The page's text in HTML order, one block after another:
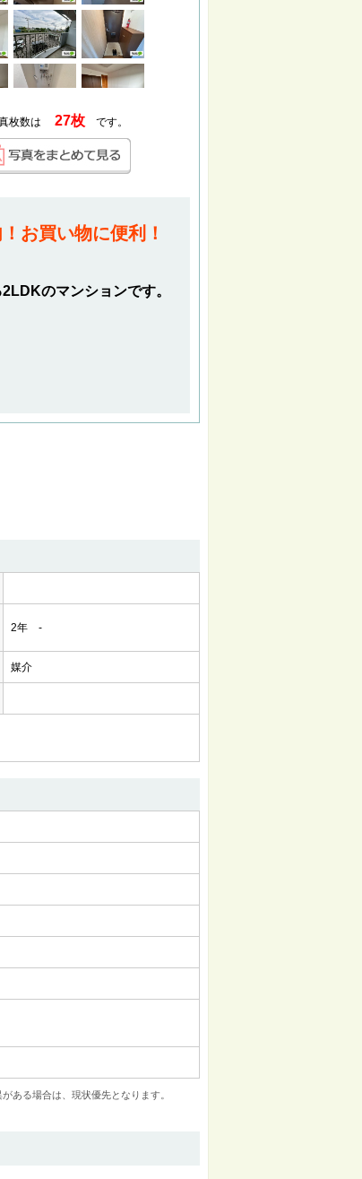
枚数は 27枚です。
お買い物に便利！
のマンションです。
2年 -
媒介
ある場合は、現状優先となります。